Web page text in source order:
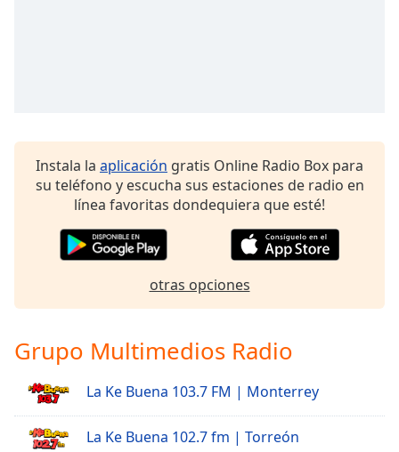
Modal
Instala la aplicación gratis Online Radio Box para
su teléfono y escucha sus estaciones de radio en
línea favoritas dondequiera que esté!
otras opciones
Grupo Multimedios Radio
La Ke Buena 103.7 FM | Monterrey
La Ke Buena 102.7 fm | Torreón